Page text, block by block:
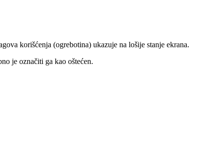
korišćenja (ogrebotina) ukazuje na lošije stanje ekrana.
je označiti ga kao oštećen.